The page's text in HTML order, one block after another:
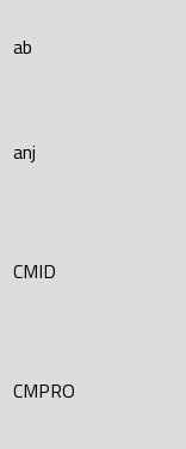
ab
anj
CMID
CMPRO